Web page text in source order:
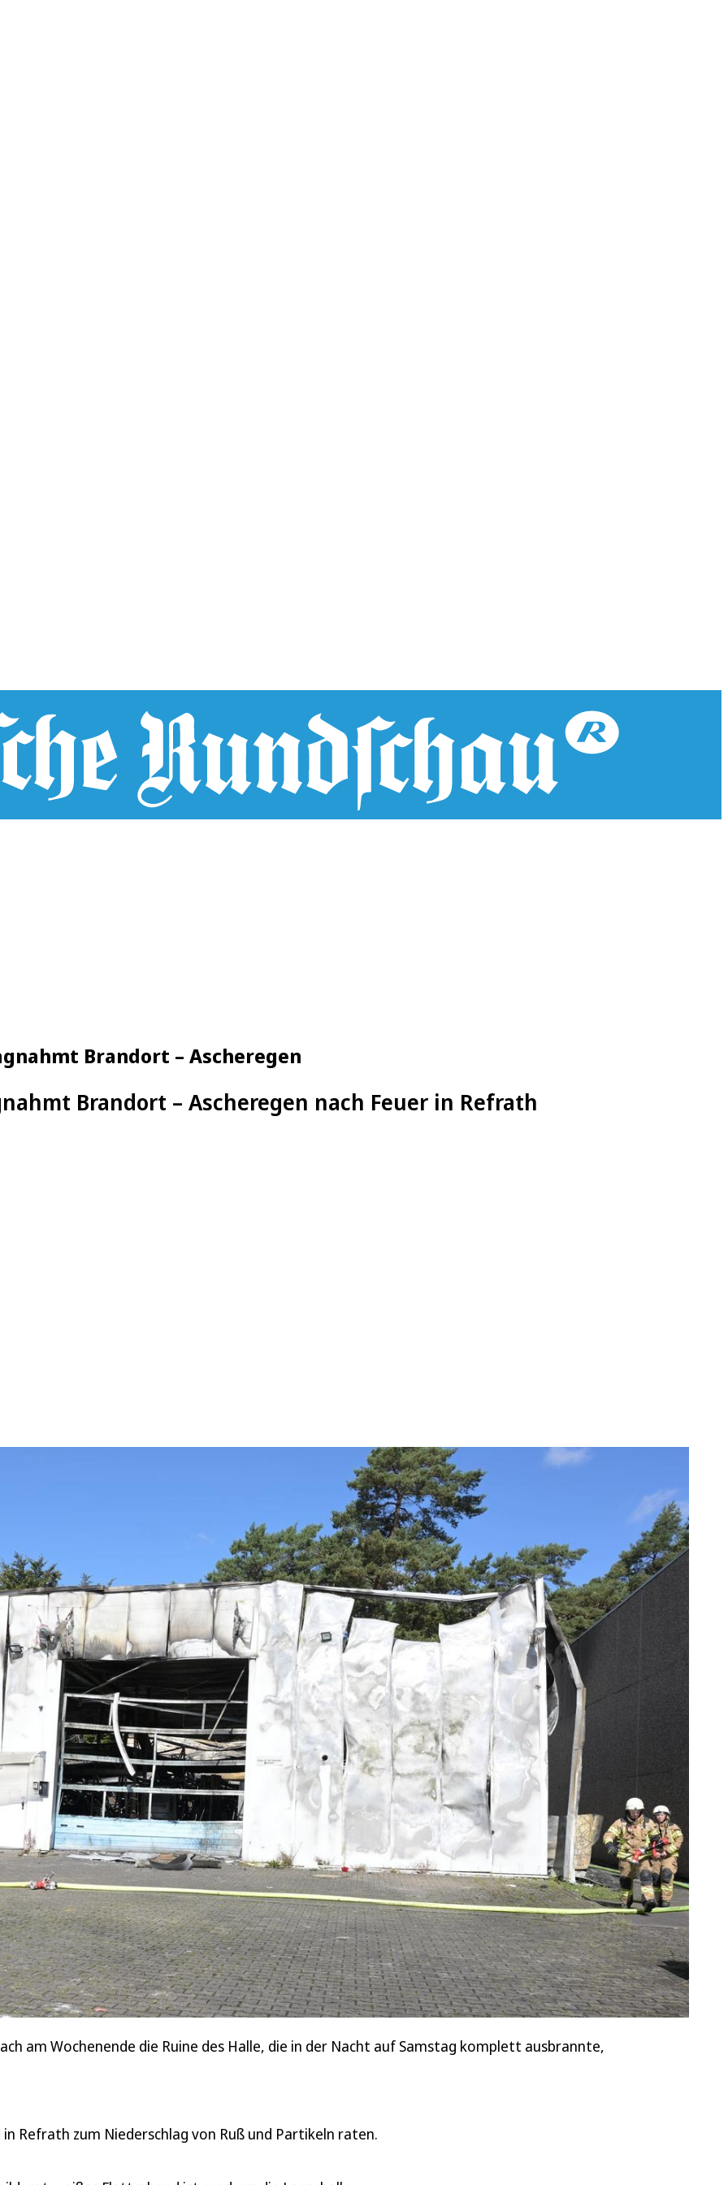
Brandort – Ascheregen
Brandort – Ascheregen nach Feuer in Refrath
am Wochenende die Ruine des Halle, die in der Nacht auf Samstag komplett ausbrannte,
Refrath zum Niederschlag von Ruß und Partikeln raten.